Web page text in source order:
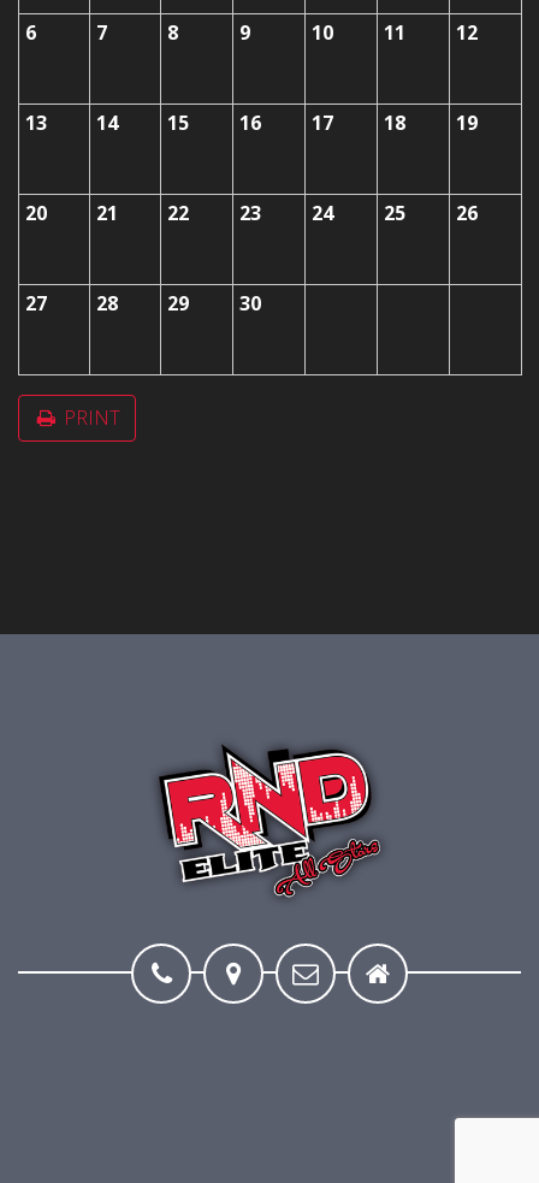
6 7 8 9 10 11 12
13 14 15 16 17 18 19
20 21 22 23 24 25 26
27 28 29 30
PRINT